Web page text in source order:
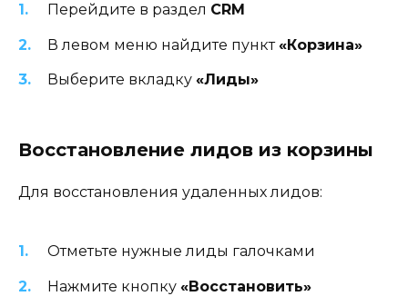
Перейдите в раздел CRM
В левом меню найдите пункт«Корзина»
Выберите вкладку «Лиды»
Восстановление лидов из корзины
Для восстановления удаленных лидов:
Отметьте нужные лиды галочками
Нажмите кнопку «Восстановить»